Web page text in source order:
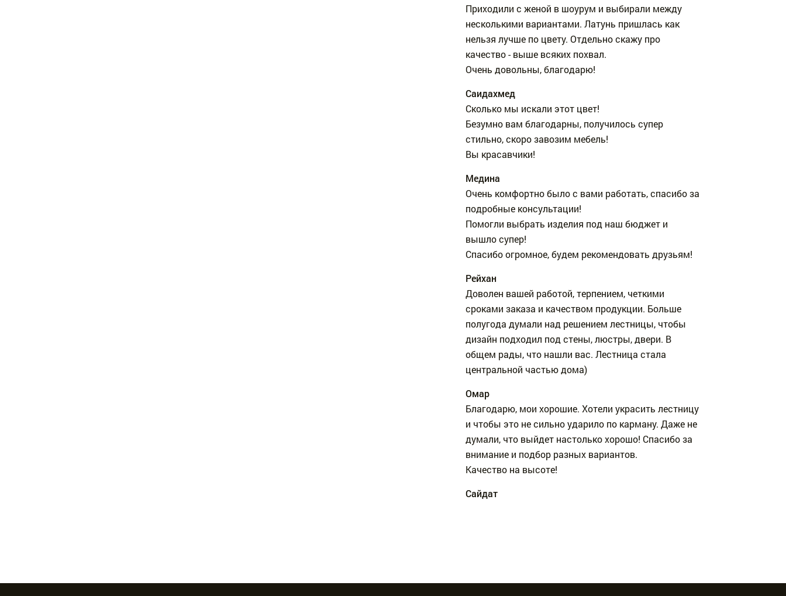
Приходили с женой в шоурум и выбирали между
несколькими вариантами. Латунь пришлась как
нельзя лучше по цвету. Отдельно скажу про
качество - выше всяких похвал.
Очень довольны, благодарю!
Саидахмед
Сколько мы искали этот цвет!
Безумно вам благодарны, получилось супер
стильно, скоро завозим мебель!
Вы красавчики!
Медина
Очень комфортно было с вами работать, спасибо за
подробные консультации!
Помогли выбрать изделия под наш бюджет и
вышло супер!
Спасибо огромное, будем рекомендовать друзьям!
Рейхан
Доволен вашей работой, терпением, четкими
сроками заказа и качеством продукции. Больше
полугода думали над решением лестницы, чтобы
дизайн подходил под стены, люстры, двери. В
общем рады, что нашли вас. Лестница стала
центральной частью дома)
Омар
Благодарю, мои хорошие. Хотели украсить лестницу
и чтобы это не сильно ударило по карману. Даже не
думали, что выйдет настолько хорошо! Спасибо за
внимание и подбор разных вариантов.
Качество на высоте!
Сайдат